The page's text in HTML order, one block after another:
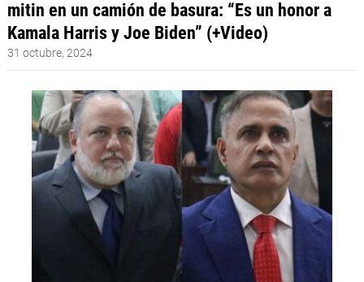
mitin en un camión de basura: “Es un honor a
Kamala Harris y Joe Biden” (+Video)
31 octubre, 2024